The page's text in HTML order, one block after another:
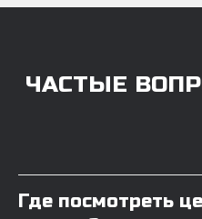
Где посмотреть